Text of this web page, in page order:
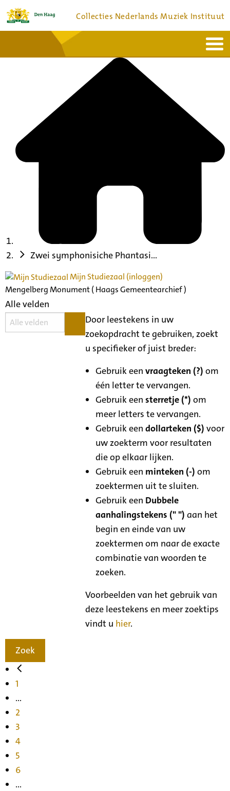
Collecties Nederlands Muziek Instituut
Bronnen en collecties
Zwei symphonisiche Phantasi...
Mijn Studiezaal (inloggen)
Mengelberg Monument ( Haags Gemeentearchief )
Alle velden
Door leestekens in uw
zoekopdracht te gebruiken, zoekt
u specifieker of juist breder:
Gebruik eenvraagteken (?) om
één letter te vervangen.
Gebruik eensterretje (*) om
meer letters te vervangen.
Gebruik eendollarteken ($) voor
uw zoekterm voor resultaten
die op elkaar lijken.
Gebruik een minteken (-) om
zoektermen uit te sluiten.
Gebruik een Dubbele
aanhalingstekens (" ") aan het
begin en einde van uw
zoektermen om naar de exacte
combinatie van woorden te
zoeken.
Voorbeelden van het gebruik van
deze leestekens en meer zoektips
vindt u hier.
Zoek
1
...
2
3
4
5
6
...